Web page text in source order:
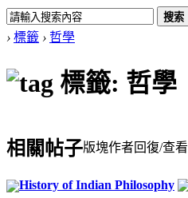
搜索
› 標籤 › 哲學
標籤: 哲學
相關帖子版塊作者回復/查看
History of Indian Philosophy